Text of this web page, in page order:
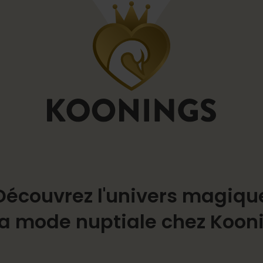
l'univers
mode nuptiale chez